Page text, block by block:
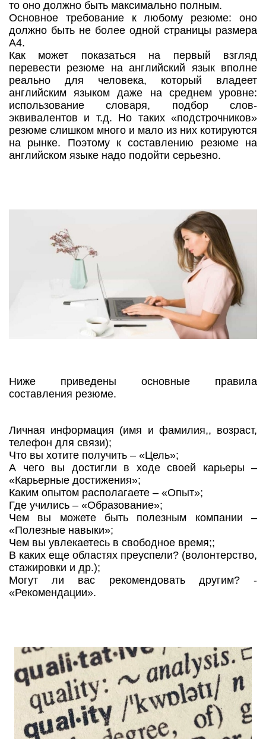
то оно должно быть максимально полным.
Основное требование к любому резюме: оно
должно быть не более одной страницы размера
А4.
Как может показаться на первый взгляд
перевести резюме на английский язык вполне
реально для человека, который владеет
английским языком даже на среднем уровне:
использование словаря, подбор слов-
эквивалентов и т.д. Но таких «подстрочников»
резюме слишком много и мало из них котируются
на рынке. Поэтому к составлению резюме на
английском языке надо подойти серьезно.
Ниже приведены основные правила
составления резюме.
Личная информация (имя и фамилия,, возраст,
телефон для связи);
Что вы хотите получить – «Цель»;
А чего вы достигли в ходе своей карьеры –
«Карьерные достижения»;
Каким опытом располагаете – «Опыт»;
Где учились – «Образование»;
Чем вы можете быть полезным компании –
«Полезные навыки»;
Чем вы увлекаетесь в свободное время;;
В каких еще областях преуспели? (волонтерство,
стажировки и др.);
Могут ли вас рекомендовать другим? -
«Рекомендации».